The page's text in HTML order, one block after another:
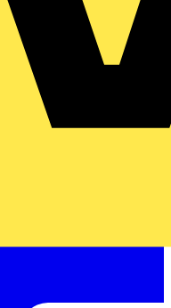
160 V, 8 A,
Polzahl: 5,
Box